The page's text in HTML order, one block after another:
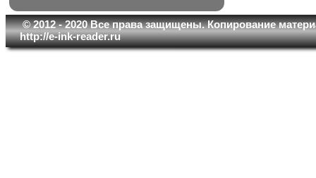
© 2012 - 2020 Все права защищены. Копирование
http://e-ink-reader.ru